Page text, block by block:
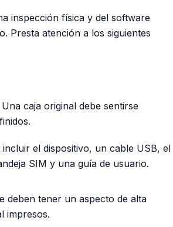
inspección física y del software
Presta atención a los siguientes
caja original debe sentirse
incluir el dispositivo, un cable USB, el
SIM y una guía de usuario.
deben tener un aspecto de alta
impresos.